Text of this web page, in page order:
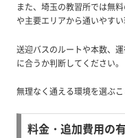
また、埼玉の教習所では無
や主要エリアから通いやす
送迎バスのルートや本数、
に合うか判断してください。
無理なく通える環境を選ぶ
料金・追加費用の